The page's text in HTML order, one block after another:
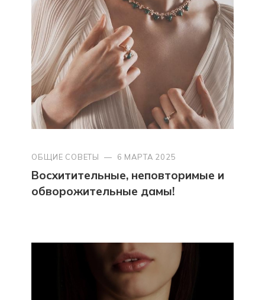
ОБЩИЕ СОВЕТЫ — 6 МАРТА 2025
Восхитительные, неповторимые и
обворожительные дамы!